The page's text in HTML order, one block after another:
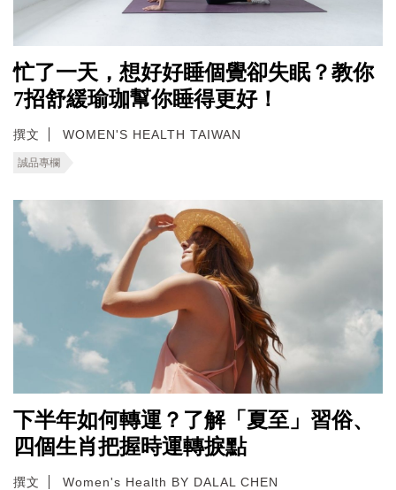
忙了一天，想好好睡個覺卻失眠？教你
7招舒緩瑜珈幫你睡得更好！
撰文 WOMEN'S HEALTH TAIWAN
誠品專欄
下半年如何轉運？了解「夏至」習俗、
四個生肖把握時運轉捩點
撰文 Women's Health BY DALAL CHEN